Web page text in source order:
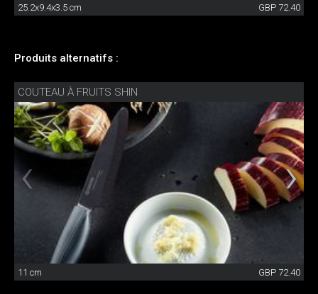
25.2x9.4x3.5 cm GBP 72.40
Produits alternatifs :
COUTEAU À FRUITS SHIN
11 cm GBP 72.40